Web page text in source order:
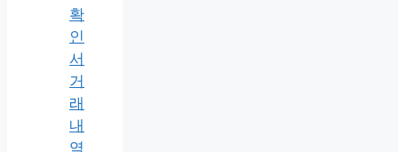
확
인
서
거
래
내
역